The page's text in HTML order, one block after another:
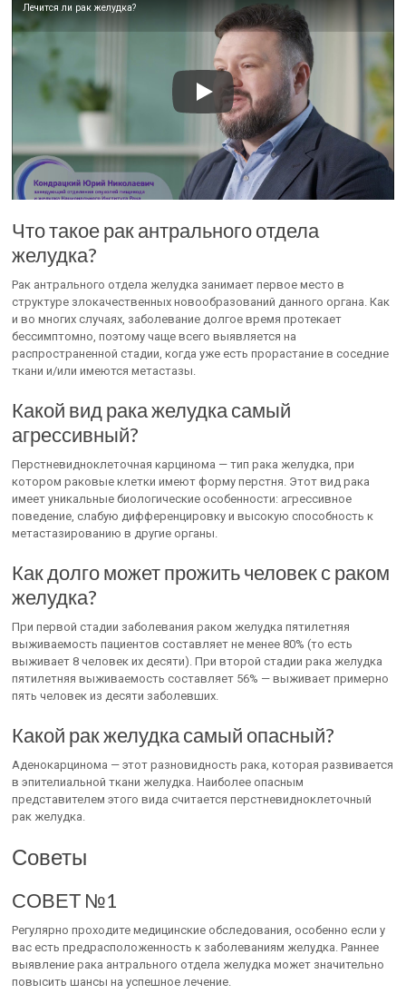
Лечится ли рак желудка?
Что такое рак антрального отдела
желудка?
Рак антрального отдела желудка занимает первое место в
структуре злокачественных новообразований данного органа. Как
и во многих случаях, заболевание долгое время протекает
бессимптомно, поэтому чаще всего выявляется на
распространенной стадии, когда уже есть прорастание в соседние
ткани и/или имеются метастазы.
Какой вид рака желудка самый
агрессивный?
Перстневидноклеточная карцинома — тип рака желудка, при
котором раковые клетки имеют форму перстня. Этот вид рака
имеет уникальные биологические особенности: агрессивное
поведение, слабую дифференцировку и высокую способность к
метастазированию в другие органы.
Как долго может прожить человек с раком
желудка?
При первой стадии заболевания раком желудка пятилетняя
выживаемость пациентов составляет не менее 80% (то есть
выживает 8 человек их десяти). При второй стадии рака желудка
пятилетняя выживаемость составляет 56% — выживает примерно
пять человек из десяти заболевших.
Какой рак желудка самый опасный?
Аденокарцинома — этот разновидность рака, которая развивается
в эпителиальной ткани желудка. Наиболее опасным
представителем этого вида считается перстневидноклеточный
рак желудка.
Советы
СОВЕТ №1
Регулярно проходите медицинские обследования, особенно если у
вас есть предрасположенность к заболеваниям желудка. Раннее
выявление рака антрального отдела желудка может значительно
повысить шансы на успешное лечение.